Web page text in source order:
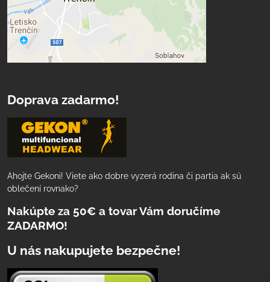
Doprava zadarmo!
Ahojte Gekoni! Viete ako dobre vyzerá rodina či partia ak sú
oblečení rovnako?
Nakúpte za 50€ a tovar Vám doručíme
ZADARMO!
U nás nakupujete bezpečne!